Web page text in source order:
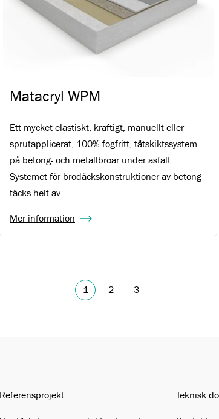
Matacryl WPM
Ett mycket elastiskt, kraftigt, manuellt eller
sprutapplicerat, 100% fogfritt, tätskiktssystem
på betong- och metallbroar under asfalt.
Systemet för brodäckskonstruktioner av betong
täcks helt av...
Mer information
1 2 3
Referensprojekt Teknisk